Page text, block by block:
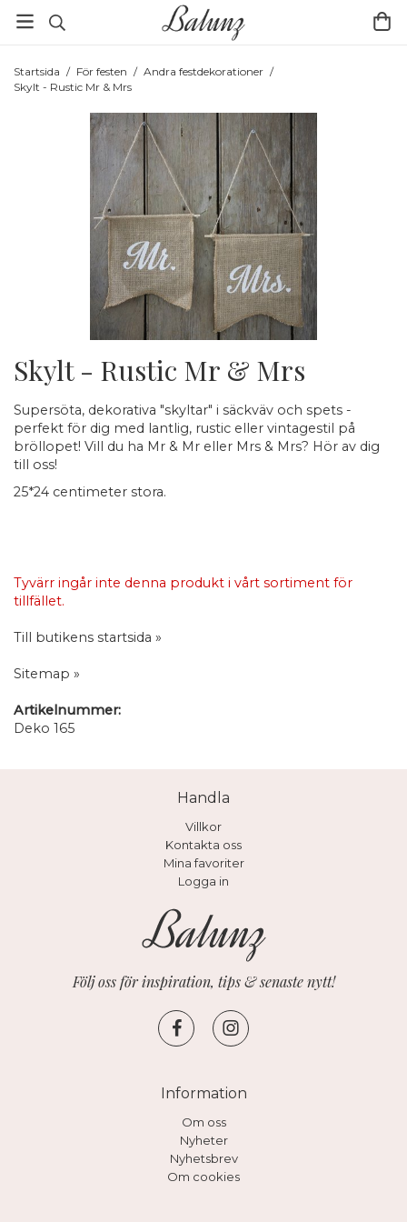
Startsida / För festen / Andra festdekorationer /
Skylt - Rustic Mr & Mrs
Skylt - Rustic Mr & Mrs
Supersöta, dekorativa "skyltar" i säckväv och spets -
perfekt för dig med lantlig, rustic eller vintagestil på
bröllopet! Vill du ha Mr & Mr eller Mrs & Mrs? Hör av dig
till oss!
25*24 centimeter stora.
Tyvärr ingår inte denna produkt i vårt sortiment för
tillfället.
Till butikens startsida »
Sitemap »
Artikelnummer:
Deko 165
Handla
Villkor
Kontakta oss
Mina favoriter
Logga in
Följ oss för inspiration, tips & senaste nytt!
Information
Om oss
Nyheter
Nyhetsbrev
Om cookies